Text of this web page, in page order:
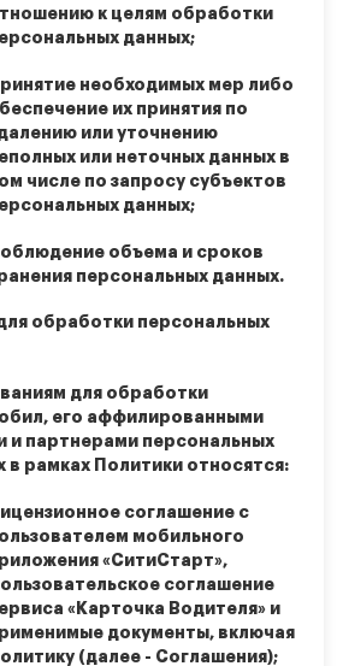
к целям обработки
данных;
необходимых мер либо
их принятия по
или уточнению
или неточных данных в
числе по запросу субъектов
данных;
объема и сроков
персональных данных.
обработки персональных
для обработки
его аффилированными
и партнерами персональных
в рамках Политики относятся:
соглашение с
мобильного
«СитиСтарт»,
соглашение
«Карточка Водителя» и
документы, включая
(далее - Соглашения);